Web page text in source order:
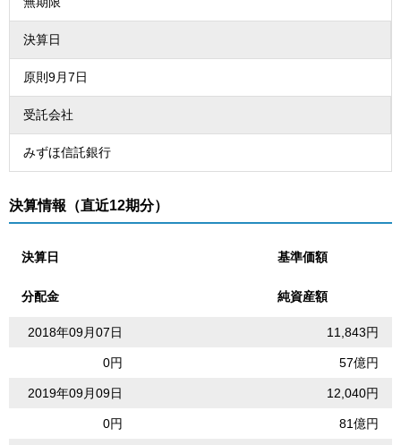
決算日
原則9月7日
受託会社
みずほ信託銀行
決算情報（直近12期分）
決算日 基準価額
分配金 純資産額
2018年09月07日 11,843円
0円 57億円
2019年09月09日 12,040円
0円 81億円